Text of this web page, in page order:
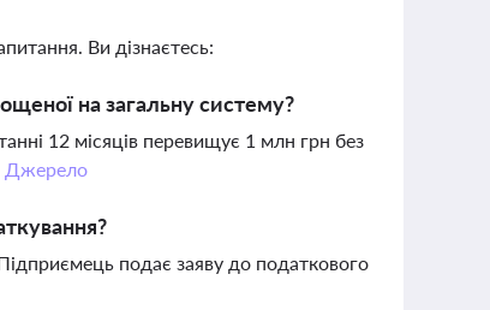
Ви дізнаєтесь:
на загальну систему?
12 місяців перевищує 1 млн грн без
Джерело
подає заяву до податкового